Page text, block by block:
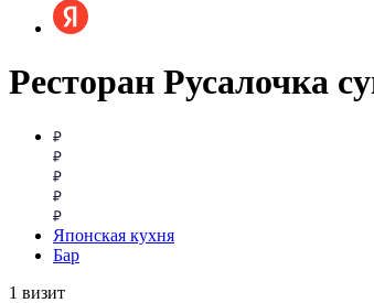
Ресторан Русалочка
Японская кухня
Бар
1 визит